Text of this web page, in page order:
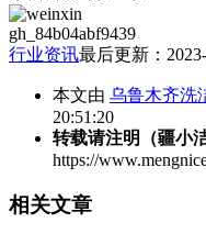
gh_84b04abf9439
行业资讯最后更新：
本文由 乌鲁木齐洗
20:51:20
转载请注明（疆小
https://
相关文章